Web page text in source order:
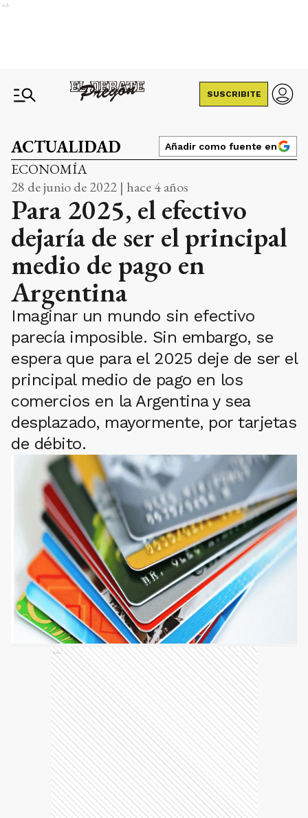
Ads
SUSCRIBITE
ACTUALIDAD Añadir como fuente en
ECONOMÍA
28 de junio de 2022 | hace 4 años
Para 2025, el efectivo
dejaría de ser el principal
medio de pago en
Argentina
Imaginar un mundo sin efectivo
parecía imposible. Sin embargo, se
espera que para el 2025 deje de ser el
principal medio de pago en los
comercios en la Argentina y sea
desplazado, mayormente, por tarjetas
de débito.
Ads